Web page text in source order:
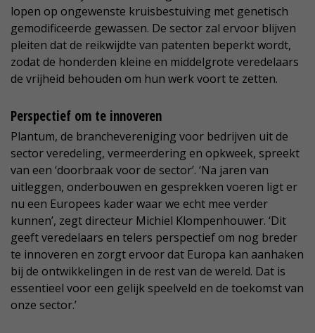
lopen op ongewenste kruisbestuiving met genetisch
gemodificeerde gewassen. De sector zal ervoor blijven
pleiten dat de reikwijdte van patenten beperkt wordt,
zodat de honderden kleine en middelgrote veredelaars
de vrijheid behouden om hun werk voort te zetten.
Perspectief om te innoveren
Plantum, de branchevereniging voor bedrijven uit de
sector veredeling, vermeerdering en opkweek, spreekt
van een ‘doorbraak voor de sector’. ‘Na jaren van
uitleggen, onderbouwen en gesprekken voeren ligt er
nu een Europees kader waar we echt mee verder
kunnen’, zegt directeur Michiel Klompenhouwer. ‘Dit
geeft veredelaars en telers perspectief om nog breder
te innoveren en zorgt ervoor dat Europa kan aanhaken
bij de ontwikkelingen in de rest van de wereld. Dat is
essentieel voor een gelijk speelveld en de toekomst van
onze sector.’